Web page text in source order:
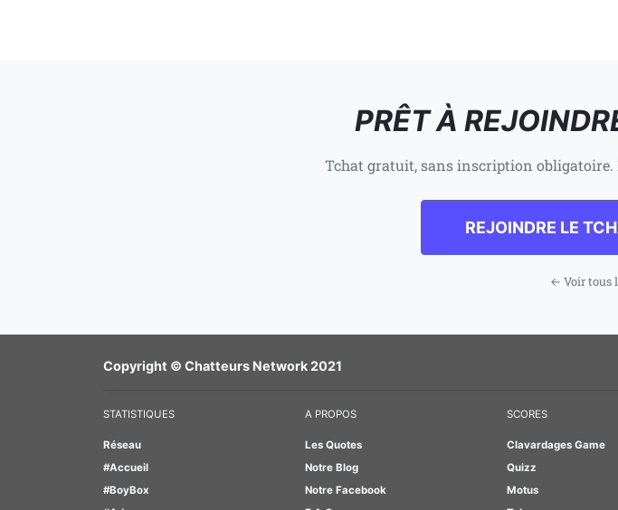
PRÊT À
Tchat gratuit, sans inscription obligatoire.
REJOINDRE LE
← Voir tous
Copyright © Chatteurs Network 2021
STATISTIQUES
Réseau
#Accueil
#BoyBox
A PROPOS
Les Quotes
Notre Blog
Notre Facebook
SCORES
Clavardages Game
Quizz
Motus